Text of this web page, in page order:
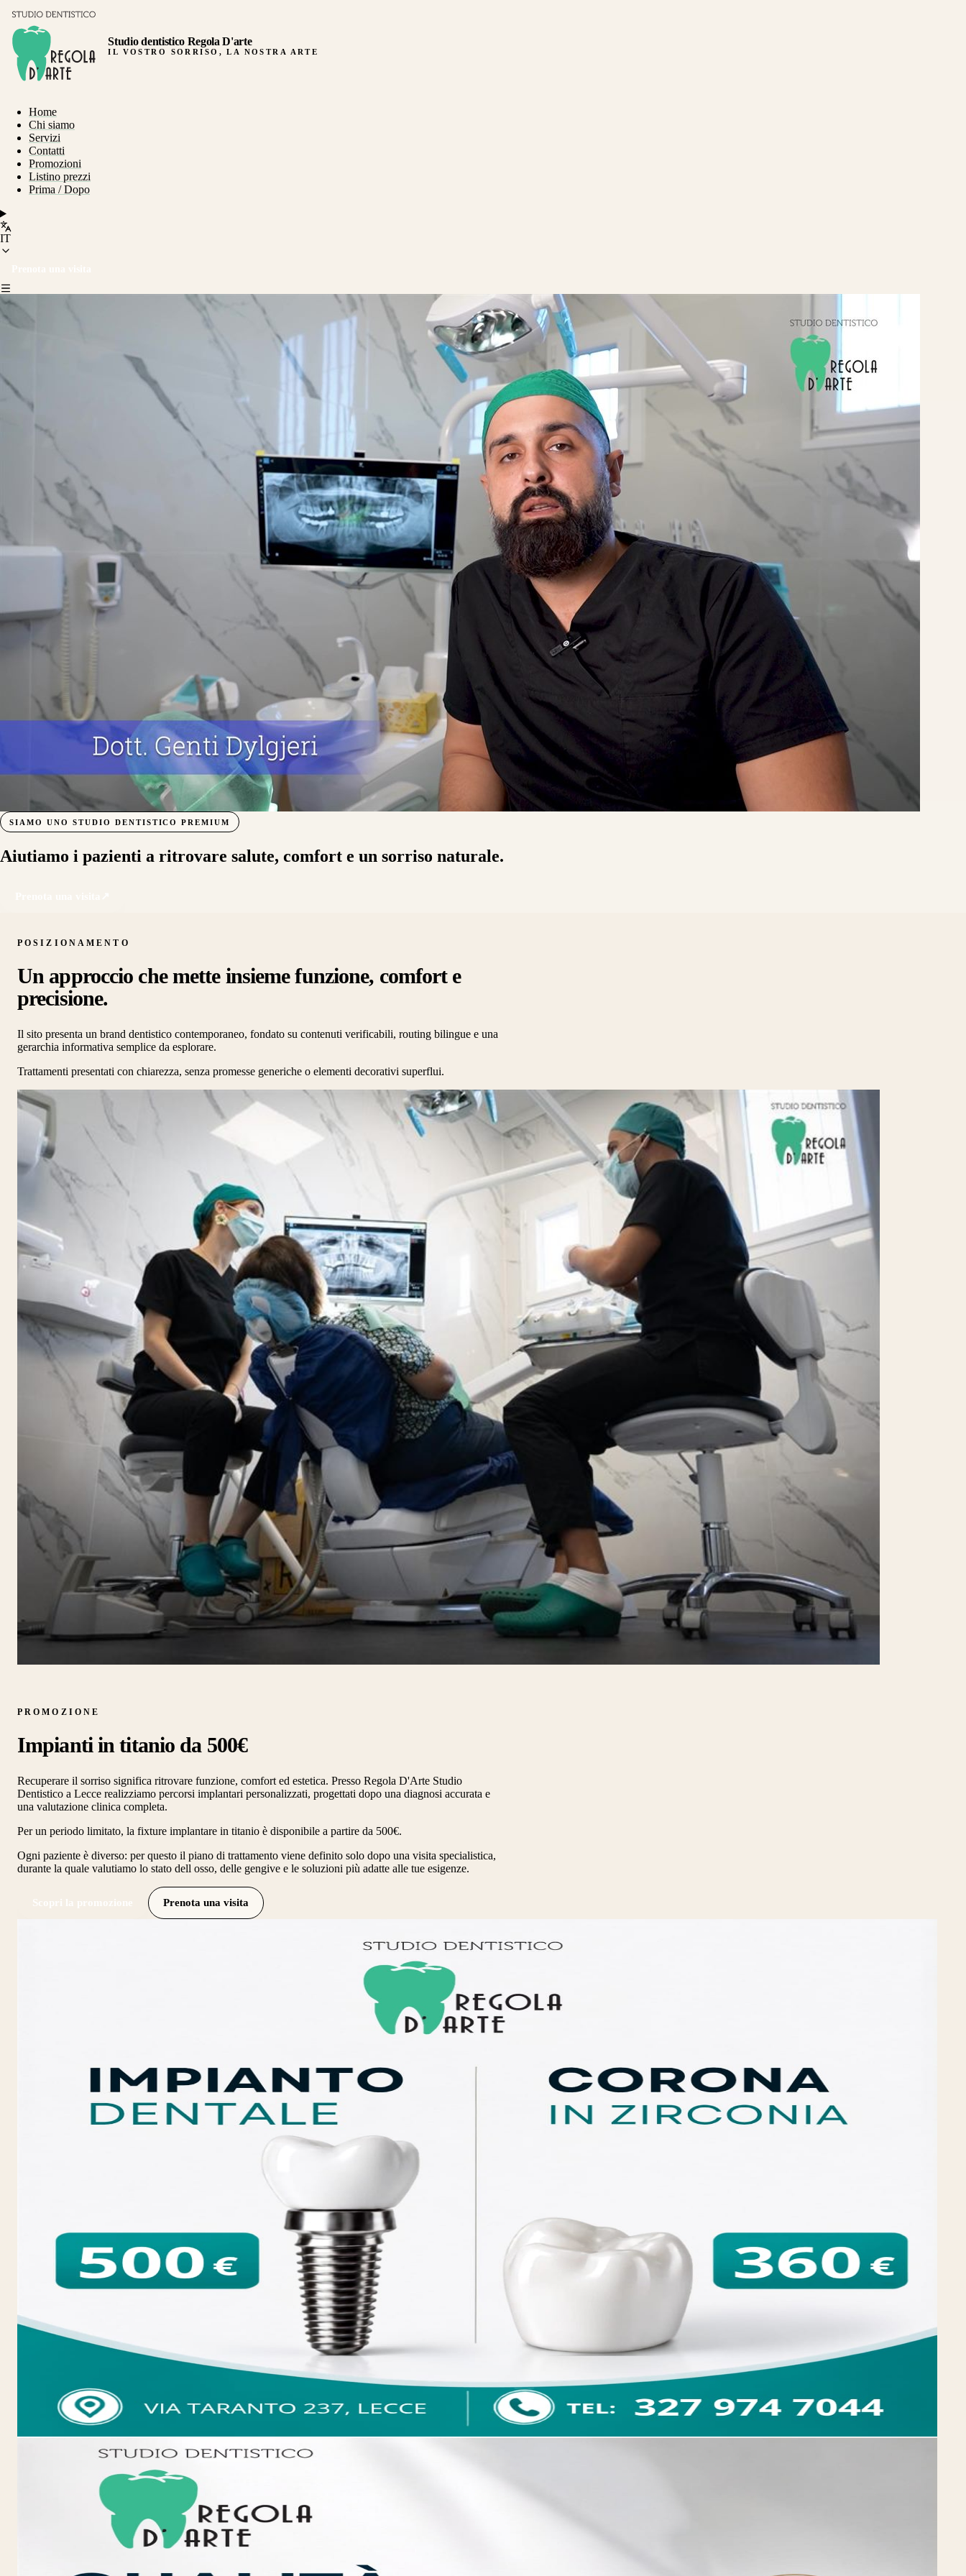
Studio dentistico Regola D'arte
IL VOSTRO SORRISO, LA NOSTRA ARTE
Home
Chi siamo
Servizi
Contatti
Promozioni
Listino prezzi
Prima / Dopo
IT
SIAMO UNO STUDIO DENTISTICO PREMIUM
Aiutiamo i pazienti a ritrovare salute, comfort e un sorriso naturale.
POSIZIONAMENTO
Un approccio che mette insieme funzione, comfort e
precisione.
Il sito presenta un brand dentistico contemporaneo, fondato su contenuti verificabili, routing bilingue e una
gerarchia informativa semplice da esplorare.
Trattamenti presentati con chiarezza, senza promesse generiche o elementi decorativi superflui.
PROMOZIONE
Impianti in titanio da 500€
Recuperare il sorriso significa ritrovare funzione, comfort ed estetica. Presso Regola D'Arte Studio
Dentistico a Lecce realizziamo percorsi implantari personalizzati, progettati dopo una diagnosi accurata e
una valutazione clinica completa.
Per un periodo limitato, la fixture implantare in titanio è disponibile a partire da 500€.
Ogni paziente è diverso: per questo il piano di trattamento viene definito solo dopo una visita specialistica,
durante la quale valutiamo lo stato dell osso, delle gengive e le soluzioni più adatte alle tue esigenze.
Scopri la promozione Prenota una visita